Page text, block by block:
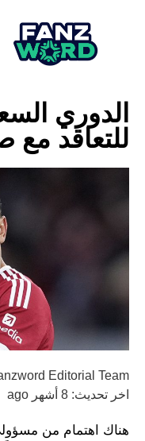
الدوري
للتعاقد مع
Editorial Team
اخر تحديث: 8 أشهر ago
هناك اهتمام من